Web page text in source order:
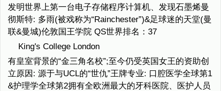
发明世界上第一台电子存储程序计算机、发现石墨烯曼
彻斯特: 多雨(被戏称为“Rainchester”)&足球迷的天堂(曼
联&曼城)伦敦国王学院 QS世界排名：37
King's College London
有皇室背景的“金三角名校”;至今仍受英国女王的资助创
立原因: 源于与UCL的“世仇”王牌专业: 口腔医学全球第1
&护理学全球第2拥有全欧洲最大的牙科医院、医护人员